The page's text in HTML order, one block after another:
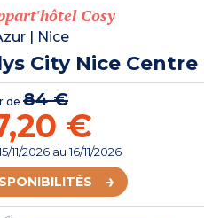
Cosy
Nice
City Nice Centre
de 84 €
€
11/2026au 16/11/2026